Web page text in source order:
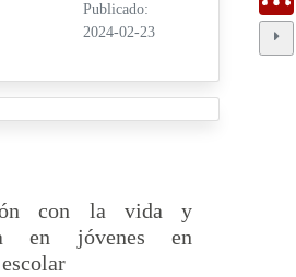
Publicado:
2024-02-23
con la vida y
en jóvenes en